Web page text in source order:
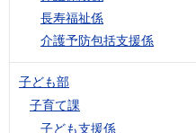
長寿福祉係
介護予防包括支援係
子ども部
子育て課
子ども支援係